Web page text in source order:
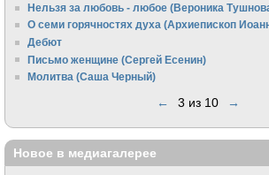
Нельзя за любовь - любое (Вероника
О семи горячностях духа (Архиепископ
Дебют
Письмо женщине (Сергей Есенин)
Молитва (Саша Черный)
← 3 из 10 →
Новое в медиагалерее